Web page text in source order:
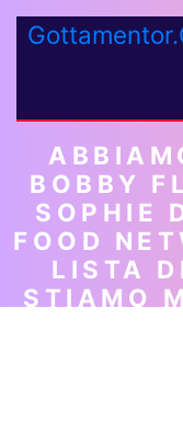
BOBBY
SOPHIE
FOOD
LISTA
STIAMO